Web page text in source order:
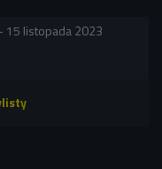
15 listopada 2023